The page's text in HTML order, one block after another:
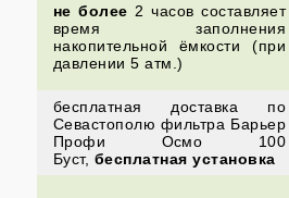
не более 2 часов составляет
время заполнения
накопительной ёмкости (при
давлении 5 атм.)
бесплатная доставка по
Севастополю фильтра Барьер
Профи Осмо 100
Буст, бесплатная установка